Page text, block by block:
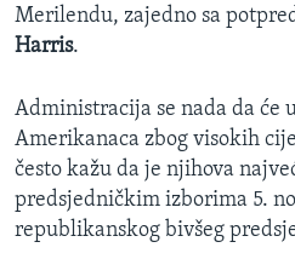
Merilendu, zajedno sa
Harris.
Administracija se nada da će
Amerikanaca zbog visokih
često kažu da je njihova
predsjedničkim izborima 5.
republikanskog bivšeg